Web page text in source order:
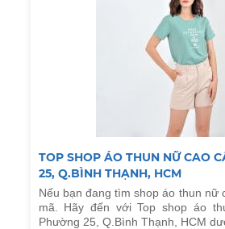
TOP SHOP ÁO THUN NỮ CAO
25, Q.BÌNH THẠNH, HCM
Nếu bạn đang tìm shop áo thun nữ
mã. Hãy đến với Top shop áo
Phường 25, Q.Bình Thạnh, HCM